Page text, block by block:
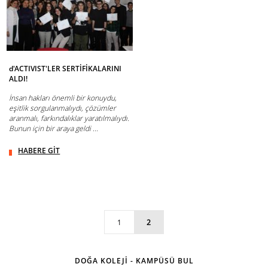
d'ACTIVIST'LER SERTİFİKALARINI
ALDI!
İnsan hakları önemli bir konuydu,
eşitlik sorgulanmalıydı, çözümler
aranmalı, farkındalıklar yaratılmalıydı.
Bunun için bir araya geldi ...
HABERE GİT
1 2
DOĞA KOLEJİ - KAMPÜSÜ BUL